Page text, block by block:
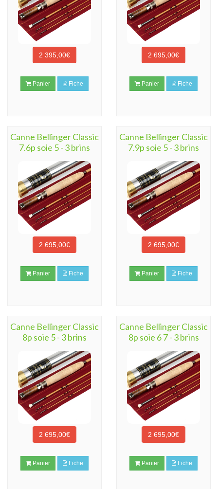
2 395,00€
Panier Fiche
2 695,00€
Panier Fiche
Canne Bellinger Classic
7.6p soie 5 - 3 brins
2 695,00€
Panier Fiche
Canne Bellinger Classic
7.9p soie 5 - 3 brins
2 695,00€
Panier Fiche
Canne Bellinger Classic
8p soie 5 - 3 brins
2 695,00€
Panier Fiche
Canne Bellinger Classic
8p soie 6 7 - 3 brins
2 695,00€
Panier Fiche